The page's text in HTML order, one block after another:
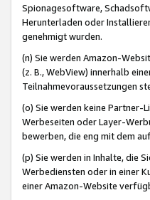
Spionagesoftware,
Herunterladen oder
genehmigt wurden.
(n) Sie werden Amazon-
(z. B., WebView) innerhalb
Teilnahmevoraussetzungen
(o) Sie werden keine Partner-
Werbeseiten oder Layer-
bewerben, die eng mit dem
(p) Sie werden in Inhalte, die
Werbediensten oder in einer
einer Amazon-Website